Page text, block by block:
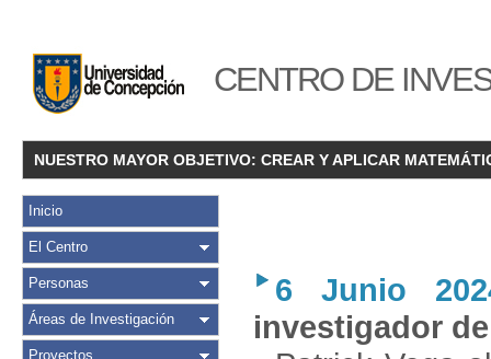
CENTRO DE
NUESTRO MAYOR OBJETIVO: CREAR Y APLICAR
Inicio
El Centro
Personas
Áreas de Investigación
Proyectos
6 Junio
investigador